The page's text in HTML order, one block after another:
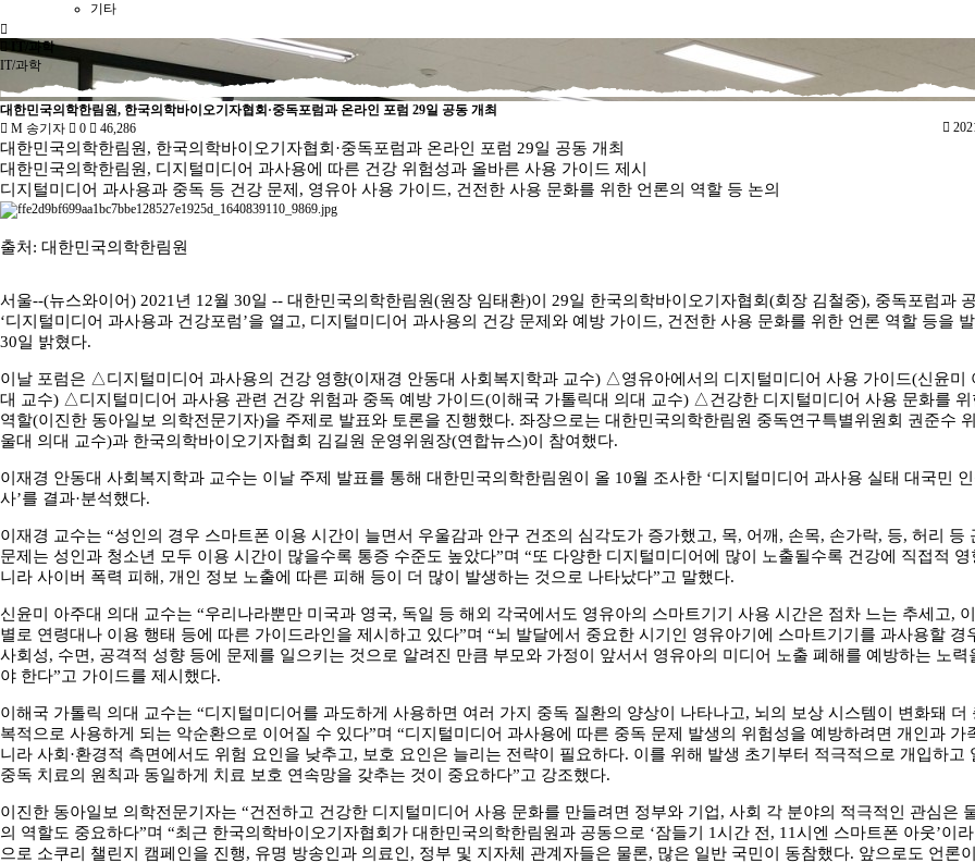
기타
IT/과학
IT/과학
대한민국의학한림원, 한국의학바이오기자협회·중독포럼과 온라인 포럼 29일 공동 개최
M 송기자 0 46,286
대한민국의학한림원, 한국의학바이오기자협회·중독포럼과 온라인 포럼 29일 공동 개최
대한민국의학한림원, 디지털미디어 과사용에 따른 건강 위험성과 올바른 사용 가이드 제시
디지털미디어 과사용과 중독 등 건강 문제, 영유아 사용 가이드, 건전한 사용 문화를 위한 언론의 역할 등 논의
출처: 대한민국의학한림원
서울--(뉴스와이어) 2021년 12월 30일 -- 대한민국의학한림원(원장 임태환)이 29일 한국의학바이오기자협회(회장 김철중), 중독포럼과
‘디지털미디어 과사용과 건강포럼’을 열고, 디지털미디어 과사용의 건강 문제와 예방 가이드, 건전한 사용 문화를 위한 언론 역할 등을
30일 밝혔다.
이날 포럼은 △디지털미디어 과사용의 건강 영향(이재경 안동대 사회복지학과 교수) △영유아에서의 디지털미디어 사용 가이드(신윤미
대 교수) △디지털미디어 과사용 관련 건강 위험과 중독 예방 가이드(이해국 가톨릭대 의대 교수) △건강한 디지털미디어 사용 문화를 위
역할(이진한 동아일보 의학전문기자)을 주제로 발표와 토론을 진행했다. 좌장으로는 대한민국의학한림원 중독연구특별위원회 권준수
울대 의대 교수)과 한국의학바이오기자협회 김길원 운영위원장(연합뉴스)이 참여했다.
이재경 안동대 사회복지학과 교수는 이날 주제 발표를 통해 대한민국의학한림원이 올 10월 조사한 ‘디지털미디어 과사용 실태 대국민
사’를 결과·분석했다.
이재경 교수는 “성인의 경우 스마트폰 이용 시간이 늘면서 우울감과 안구 건조의 심각도가 증가했고, 목, 어깨, 손목, 손가락, 등, 허리 등
문제는 성인과 청소년 모두 이용 시간이 많을수록 통증 수준도 높았다”며 “또 다양한 디지털미디어에 많이 노출될수록 건강에 직접적
니라 사이버 폭력 피해, 개인 정보 노출에 따른 피해 등이 더 많이 발생하는 것으로 나타났다”고 말했다.
신윤미 아주대 의대 교수는 “우리나라뿐만 미국과 영국, 독일 등 해외 각국에서도 영유아의 스마트기기 사용 시간은 점차 느는 추세고,
별로 연령대나 이용 행태 등에 따른 가이드라인을 제시하고 있다”며 “뇌 발달에서 중요한 시기인 영유아기에 스마트기기를 과사용할 경
사회성, 수면, 공격적 성향 등에 문제를 일으키는 것으로 알려진 만큼 부모와 가정이 앞서서 영유아의 미디어 노출 폐해를 예방하는 노력
야 한다”고 가이드를 제시했다.
이해국 가톨릭 의대 교수는 “디지털미디어를 과도하게 사용하면 여러 가지 중독 질환의 양상이 나타나고, 뇌의 보상 시스템이 변화돼 더
복적으로 사용하게 되는 악순환으로 이어질 수 있다”며 “디지털미디어 과사용에 따른 중독 문제 발생의 위험성을 예방하려면 개인과 가
니라 사회·환경적 측면에서도 위험 요인을 낮추고, 보호 요인은 늘리는 전략이 필요하다. 이를 위해 발생 초기부터 적극적으로 개입하고
중독 치료의 원칙과 동일하게 치료 보호 연속망을 갖추는 것이 중요하다”고 강조했다.
이진한 동아일보 의학전문기자는 “건전하고 건강한 디지털미디어 사용 문화를 만들려면 정부와 기업, 사회 각 분야의 적극적인 관심은
의 역할도 중요하다”며 “최근 한국의학바이오기자협회가 대한민국의학한림원과 공동으로 ‘잠들기 1시간 전, 11시엔 스마트폰 아웃’이
으로 소쿠리 챌린지 캠페인을 진행, 유명 방송인과 의료인, 정부 및 지자체 관계자들은 물론, 많은 일반 국민이 동참했다. 앞으로도 언론